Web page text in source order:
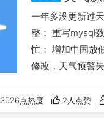
一年多没更新过
整： 重写mysql
忙； 增加中国放
修改，天气预警
3026点热度 2人点赞